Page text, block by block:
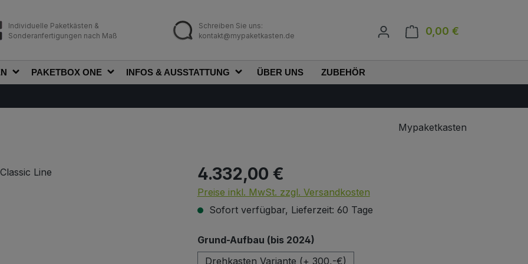
Individuelle Paketkästen &
Sonderanfertigungen nach Maß
Schreiben Sie uns:
kontakt@mypaketkasten.de
0,00 €
PAKETBOX ONE INFOS & AUSSTATTUNG ÜBER UNS ZUBEHÖR
Mypaketkasten
Regulärer Preis:
4.332,00 €
Preise inkl. MwSt. zzgl. Versandkosten
Sofort verfügbar, Lieferzeit: 60 Tage
Grund-Aufbau (bis 2024)auswählen
Drehkasten Variante (+ 300,-€)